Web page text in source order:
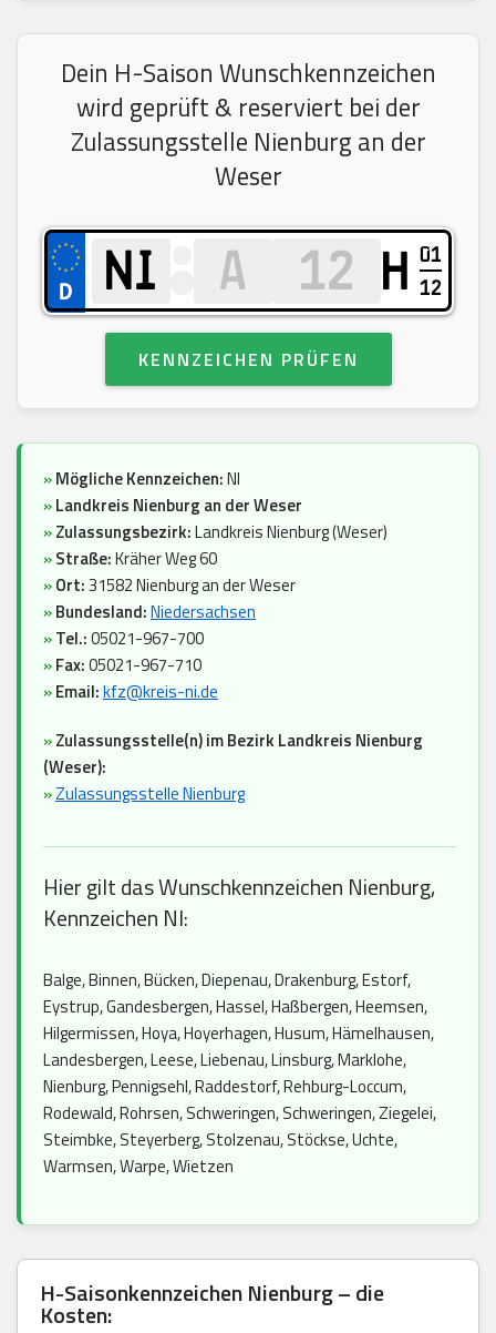
Dein H-Saison Wunschkennzeichen
wird geprüft & reserviert bei der
Zulassungsstelle Nienburg an der
Weser
H 01
12
KENNZEICHEN PRÜFEN
»Mögliche Kennzeichen:NI
»Landkreis Nienburg an der Weser
»Zulassungsbezirk:Landkreis Nienburg (Weser)
»Straße:Kräher Weg 60
»Ort:31582 Nienburg an der Weser
»Bundesland:Niedersachsen
»Tel.:05021-967-700
»Fax:05021-967-710
»Email:kfz@kreis-ni.de
»Zulassungsstelle(n) im Bezirk Landkreis Nienburg
(Weser):
»Zulassungsstelle Nienburg
Hier gilt das Wunschkennzeichen Nienburg,
Kennzeichen NI:
Balge, Binnen, Bücken, Diepenau, Drakenburg, Estorf,
Eystrup, Gandesbergen, Hassel, Haßbergen, Heemsen,
Hilgermissen, Hoya, Hoyerhagen, Husum, Hämelhausen,
Landesbergen, Leese, Liebenau, Linsburg, Marklohe,
Nienburg, Pennigsehl, Raddestorf, Rehburg-Loccum,
Rodewald, Rohrsen, Schweringen, Schweringen, Ziegelei,
Steimbke, Steyerberg, Stolzenau, Stöckse, Uchte,
Warmsen, Warpe, Wietzen
H-Saisonkennzeichen Nienburg – die
Kosten: